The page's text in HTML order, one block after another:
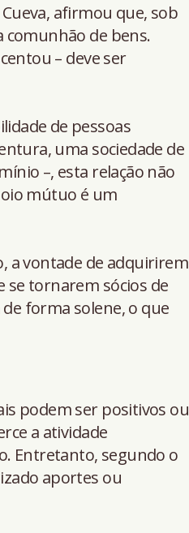
afirmou que, sob
comunhão de bens.
– deve ser
de pessoas
uma sociedade de
–, esta relação não
mútuo é um
a vontade de adquirirem
se tornarem sócios de
forma solene, o que
podem ser positivos ou
a atividade
Entretanto, segundo o
aportes ou